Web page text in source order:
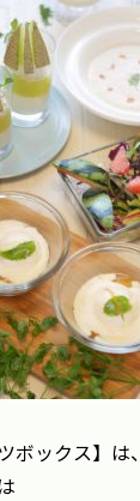
ボックス】